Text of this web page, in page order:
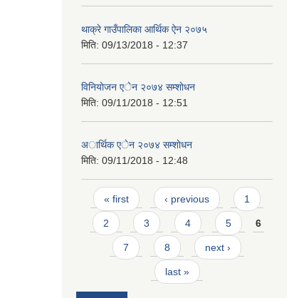
थाक्रे गाउँपालिका आर्थिक ‌ऐन २०७५
मिति: 09/13/2018 - 12:37
विनियाेजन एेन २०७४ सम्शाेधन
मिति: 09/11/2018 - 12:51
अार्थिक एेन २०७४ सम्शाेधन
मिति: 09/11/2018 - 12:48
Pages
« first ‹ previous 1
2 3 4 5 6
7 8 next ›
last »